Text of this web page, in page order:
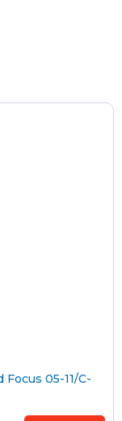
05-11/C-